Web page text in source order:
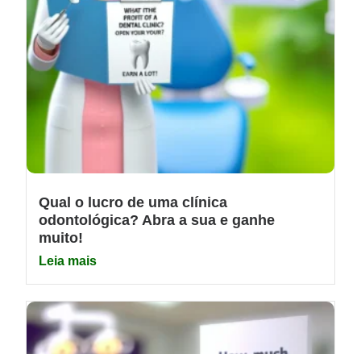
Qual o lucro de uma clínica
odontológica? Abra a sua e ganhe
muito!
Leia mais